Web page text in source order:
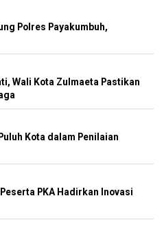
Polres Payakumbuh,
Wali Kota Zulmaeta Pastikan
Kota dalam Penilaian
PKA Hadirkan Inovasi